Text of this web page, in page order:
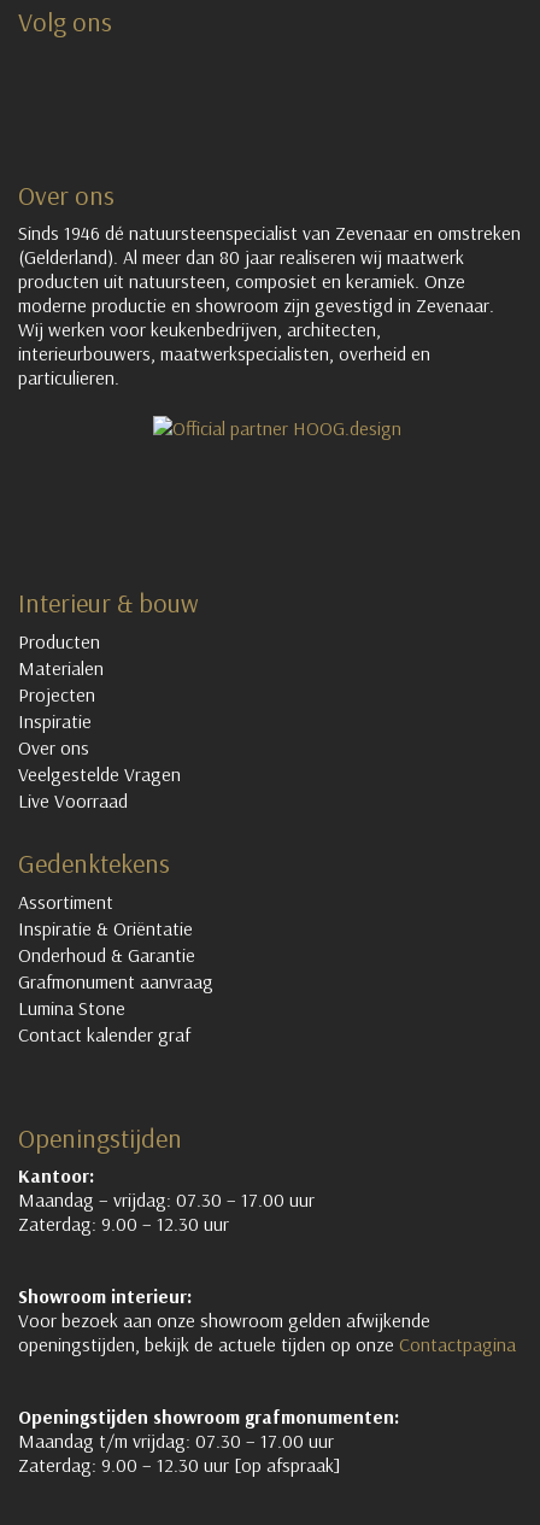
Volg ons
Over ons
Sinds 1946 dé natuursteenspecialist van Zevenaar en omstreken
(Gelderland). Al meer dan 80 jaar realiseren wij maatwerk
producten uit natuursteen, composiet en keramiek. Onze
moderne productie en showroom zijn gevestigd in Zevenaar.
Wij werken voor keukenbedrijven, architecten,
interieurbouwers, maatwerkspecialisten, overheid en
particulieren.
Interieur & bouw
Producten
Materialen
Projecten
Inspiratie
Over ons
Veelgestelde Vragen
Live Voorraad
Gedenktekens
Assortiment
Inspiratie & Oriëntatie
Onderhoud & Garantie
Grafmonument aanvraag
Lumina Stone
Contact kalender graf
Openingstijden
Kantoor:
Maandag – vrijdag: 07.30 – 17.00 uur
Zaterdag: 9.00 – 12.30 uur
Showroom interieur:
Voor bezoek aan onze showroom gelden afwijkende
openingstijden, bekijk de actuele tijden op onze Contactpagina
Openingstijden showroom grafmonumenten:
Maandag t/m vrijdag: 07.30 – 17.00 uur
Zaterdag: 9.00 – 12.30 uur [op afspraak]